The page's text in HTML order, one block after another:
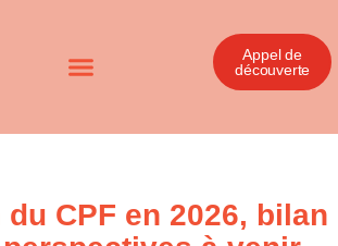
Appel de
découverte
CPF en 2026, bilan